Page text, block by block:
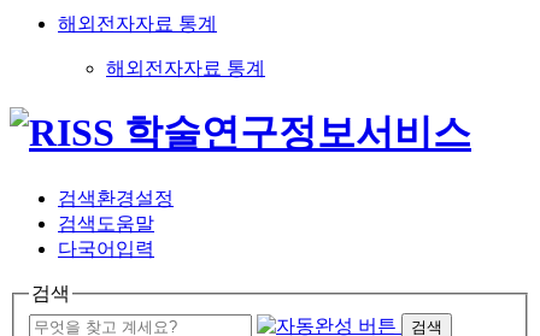
해외전자자료 통계
해외전자자료 통계
검색환경설정
검색도움말
다국어입력
검색
검색